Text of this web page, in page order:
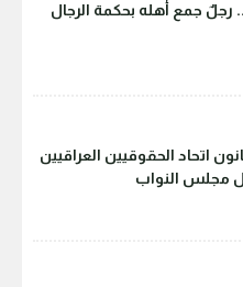
جمع أهله بحكمة الرجال
اتحاد الحقوقيين العراقيين
مجلس النواب